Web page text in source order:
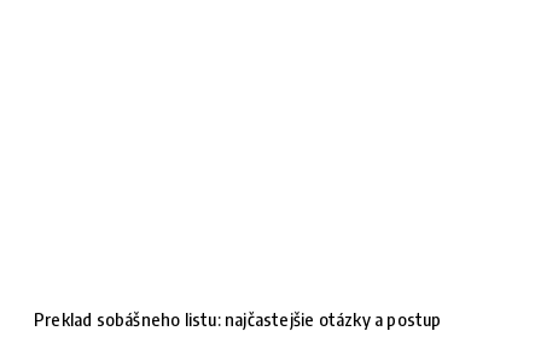
Preklad sobášneho listu: najčastejšie otázky a postup